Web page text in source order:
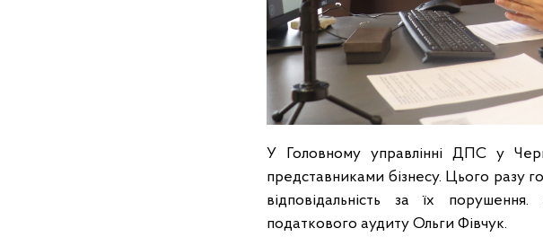
У Головному управлінні ДПС у
представниками бізнесу. Цього разу
відповідальність за їх
податкового аудиту Ольги Фівчук.